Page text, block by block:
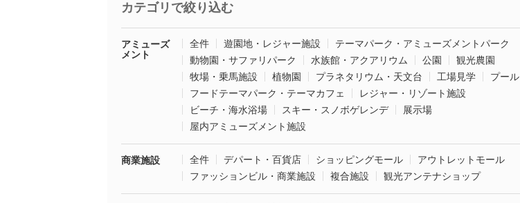
カテゴリで絞り込む
アミューズ
メント
全件 遊園地・レジャー施設
テーマパーク・アミューズメントパーク
動物園・サファリパーク
水族館・アクアリウム 公園
観光農園
牧場・乗馬施設
植物園 プラネタリウム・天文台 工場見学
プール
フードテーマパーク・テーマカフェ
レジャー・リゾート施設
ビーチ・海水浴場
スキー・スノボゲレンデ
展示場
屋内アミューズメント施設
商業施設 全件 デパート・百貨店 ショッピングモール
アウトレットモール
ファッションビル・商業施設
複合施設 観光アンテナショップ